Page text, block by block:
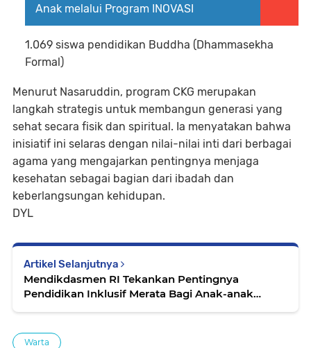
Anak melalui Program INOVASI
1.069 siswa pendidikan Buddha (Dhammasekha
Formal)
Menurut Nasaruddin, program CKG merupakan
langkah strategis untuk membangun generasi yang
sehat secara fisik dan spiritual. Ia menyatakan bahwa
inisiatif ini selaras dengan nilai-nilai inti dari berbagai
agama yang mengajarkan pentingnya menjaga
kesehatan sebagai bagian dari ibadah dan
keberlangsungan kehidupan.
DYL
Artikel Selanjutnya
Mendikdasmen RI Tekankan Pentingnya
Pendidikan Inklusif Merata Bagi Anak-anak
Warta